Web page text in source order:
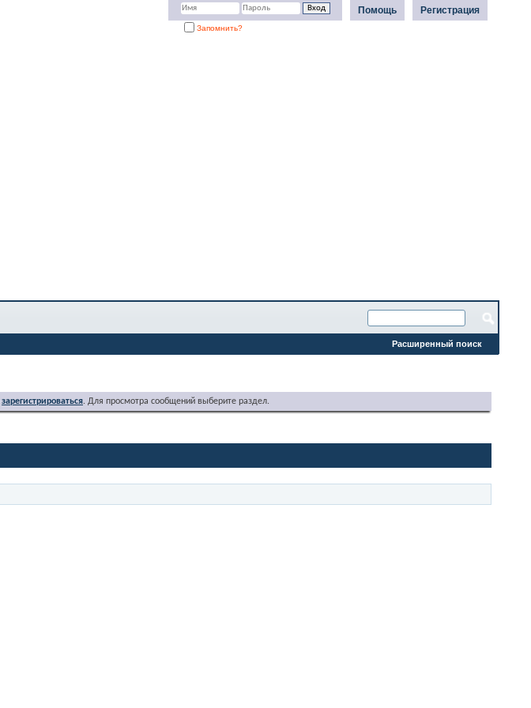
Регистрация
Помощь
Запомнить?
Расширенный поиск
зарегистрироваться. Для просмотра сообщений выберите раздел.